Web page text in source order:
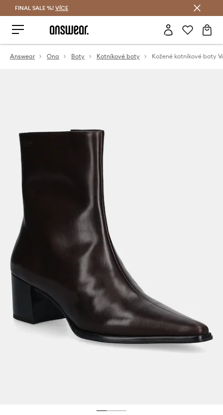
FINAL SALE %! VÍCE
Answear Ona Boty Kotníkové boty